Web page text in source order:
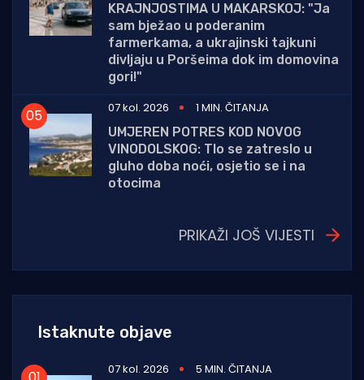
KRAJNJOSTIMA U MAKARSKOJ: "Ja
sam bježao u poderanim
farmerkama, a ukrajinski tajkuni
divljaju u Poršeima dok im domovina
gori!"
07 kol. 2026
1 MIN. ČITANJA
UMJEREN POTRES KOD NOVOG
VINODOLSKOG: Tlo se zatreslo u
gluho doba noći, osjetio se i na
otocima
PRIKAŽI JOŠ VIJESTI
Istaknute objave
07 kol. 2026 5 MIN. ČITANJA